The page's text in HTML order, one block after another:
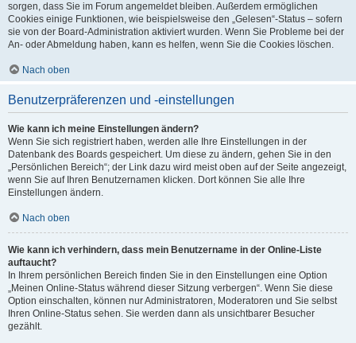
sorgen, dass Sie im Forum angemeldet bleiben. Außerdem ermöglichen
Cookies einige Funktionen, wie beispielsweise den „Gelesen“-Status – sofern
sie von der Board-Administration aktiviert wurden. Wenn Sie Probleme bei der
An- oder Abmeldung haben, kann es helfen, wenn Sie die Cookies löschen.
Nach oben
Benutzerpräferenzen und -einstellungen
Wie kann ich meine Einstellungen ändern?
Wenn Sie sich registriert haben, werden alle Ihre Einstellungen in der
Datenbank des Boards gespeichert. Um diese zu ändern, gehen Sie in den
„Persönlichen Bereich“; der Link dazu wird meist oben auf der Seite angezeigt,
wenn Sie auf Ihren Benutzernamen klicken. Dort können Sie alle Ihre
Einstellungen ändern.
Nach oben
Wie kann ich verhindern, dass mein Benutzername in der Online-Liste
auftaucht?
In Ihrem persönlichen Bereich finden Sie in den Einstellungen eine Option
„Meinen Online-Status während dieser Sitzung verbergen“. Wenn Sie diese
Option einschalten, können nur Administratoren, Moderatoren und Sie selbst
Ihren Online-Status sehen. Sie werden dann als unsichtbarer Besucher
gezählt.